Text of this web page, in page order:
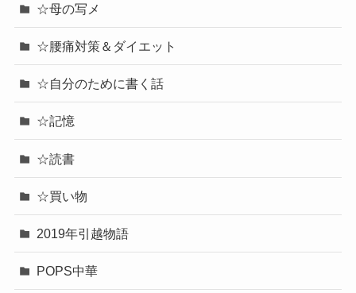
☆母の写メ
☆腰痛対策＆ダイエット
☆自分のために書く話
☆記憶
☆読書
☆買い物
2019年引越物語
POPS中華